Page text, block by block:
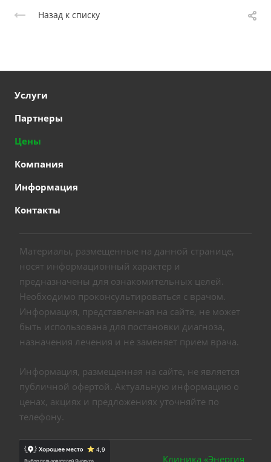
Назад к списку
Услуги
Партнеры
Цены
Компания
Информация
Контакты
Материалы, размещенные на данной странице,
носят информационный характер и
предназначены для ознакомительных целей.
Необходимо проконсультироваться с врачом.
Информация, представленная на сайте, не может
быть использована для постановки диагноза,
назначения лечения и не заменяет прием врача.
Информация, размещенная на сайте, не является
публичной офертой. Актуальную информацию о
ценах, акциях и предложениях уточняйте по
телефону.
Клиника «Энергия